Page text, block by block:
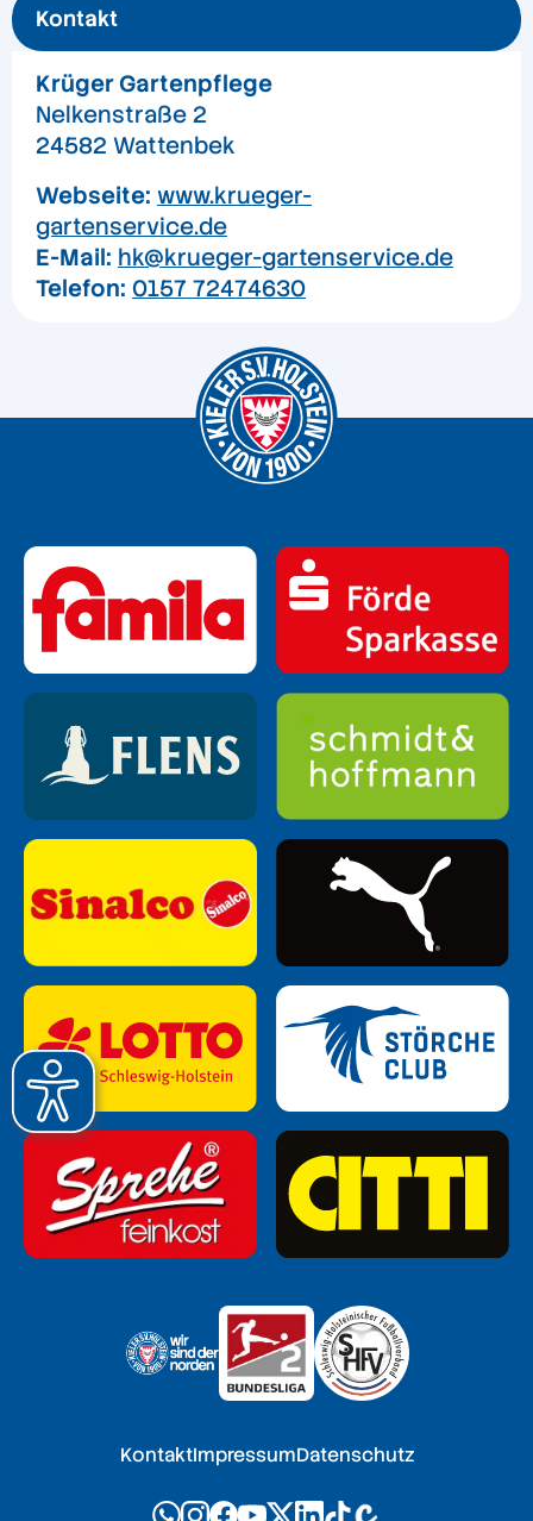
Kontakt
Krüger Gartenpflege
Nelkenstraße 2
24582 Wattenbek
Webseite: www.krueger-
gartenservice.de
E-Mail: hk@krueger-gartenservice.de
Telefon: 0157 72474630
KontaktImpressumDatenschutz